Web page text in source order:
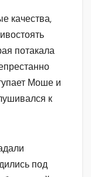
качества,
потакала
Моше и
к
под